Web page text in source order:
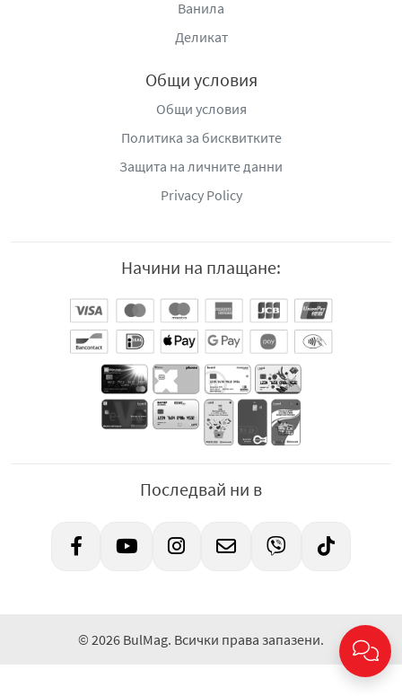
Ванила
Деликат
Общи условия
Общи условия
Политика за бисквитките
Защита на личните данни
Privacy Policy
Начини на плащане:
Последвай ни в
© 2026 BulMag. Всички права запазени.